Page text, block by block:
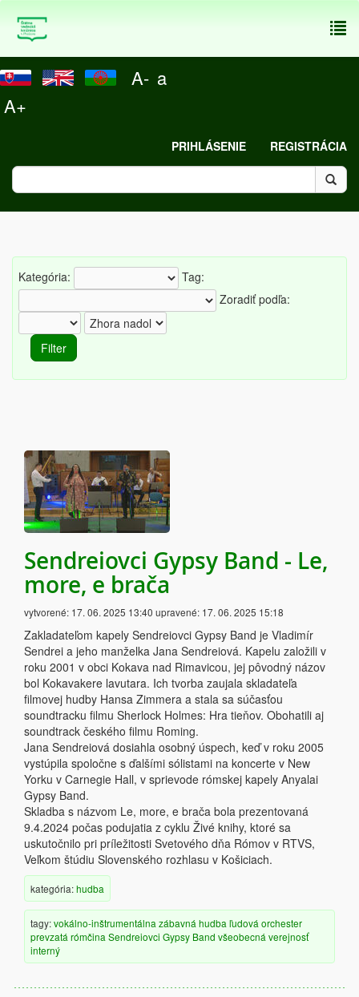
A- a
A+
PRIHLÁSENIE REGISTRÁCIA
Kategória:
Tag:
Zoradiť podľa:
Sendreiovci Gypsy Band - Le,
more, e brača
vytvorené: 17. 06. 2025 13:40 upravené: 17. 06. 2025 15:18
Zakladateľom kapely Sendreiovci Gypsy Band je Vladimír
Sendrei a jeho manželka Jana Sendreiová. Kapelu založili v
roku 2001 v obci Kokava nad Rimavicou, jej pôvodný názov
bol Kokavakere lavutara. Ich tvorba zaujala skladateľa
filmovej hudby Hansa Zimmera a stala sa súčasťou
soundtracku filmu Sherlock Holmes: Hra tieňov. Obohatili aj
soundtrack českého filmu Roming.
Jana Sendreiová dosiahla osobný úspech, keď v roku 2005
vystúpila spoločne s ďalšími sólistami na koncerte v New
Yorku v Carnegie Hall, v sprievode rómskej kapely Anyalai
Gypsy Band.
Skladba s názvom Le, more, e brača bola prezentovaná
9.4.2024 počas podujatia z cyklu Živé knihy, ktoré sa
uskutočnilo pri príležitosti Svetového dňa Rómov v RTVS,
Veľkom štúdiu Slovenského rozhlasu v Košiciach.
kategória:hudba
tagy:vokálno-inštrumentálna zábavná hudba ľudová orchester
prevzatá rómčina Sendreiovci Gypsy Band všeobecná verejnosť
interný